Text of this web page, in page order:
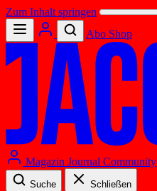
Zum Inhalt springen
Abo Shop
Magazin Journal Community
Suche Schließen